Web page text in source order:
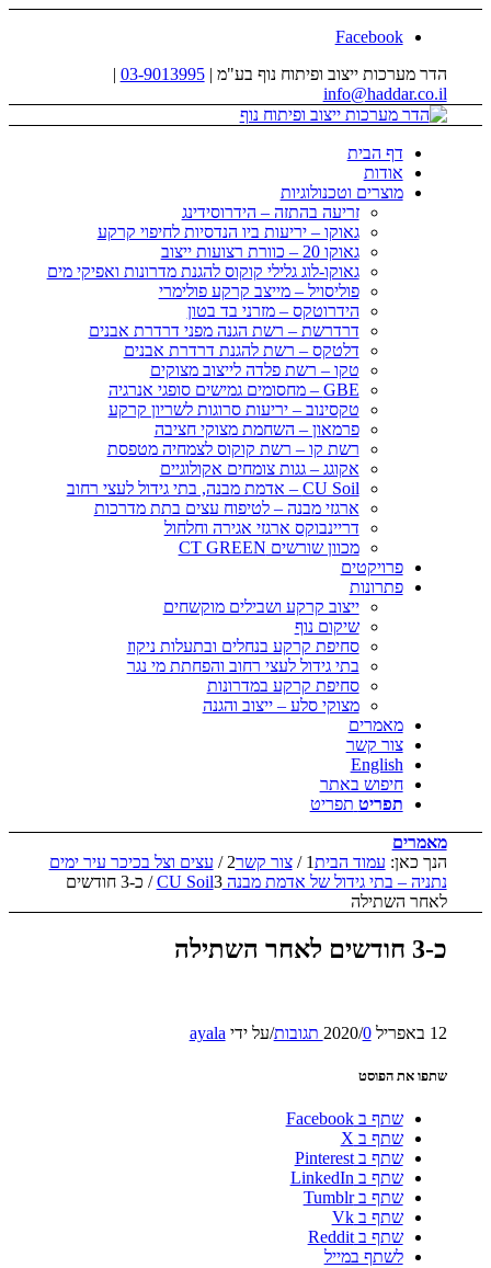
Facebook
הדר מערכות ייצוב ופיתוח נוף בע"מ |03-9013995
|
info@haddar.co.il
דף הבית
אודות
מוצרים וטכנולוגיות
זריעה בהתזה – הידרוסידינג
גאוקו – יריעות ביו הנדסיות לחיפוי קרקע
גאוקו 20 – כוורת רצועות ייצוב
גאוקו-לוג גלילי קוקוס להגנת מדרונות ואפיקי מים
פוליסויל – מייצב קרקע פולימרי
הידרוטקס – מזרני בד בטון
דרדרשת – רשת הגנה מפני דרדרת אבנים
דלטקס – רשת להגנת דרדרת אבנים
טקו – רשת פלדה לייצוב מצוקים
GBE – מחסומים גמישים סופגי אנרגיה
טקסינוב – יריעות סרוגות לשריון קרקע
פרמאון – השחמת מצוקי חציבה
רשת קו – רשת קוקוס לצמחיה מטפסת
אקוגג – גגות צומחים אקולוגיים
CU Soil – אדמת מבנה, בתי גידול לעצי רחוב
ארגזי מבנה – לטיפוח עצים בתת מדרכות
דריינבוקס ארגזי אגירה וחלחול
מכוון שורשים CT GREEN
פרויקטים
פתרונות
ייצוב קרקע ושבילים מוקשחים
שיקום נוף
סחיפת קרקע בנחלים ובתעלות ניקוז
בתי גידול לעצי רחוב והפחתת מי נגר
סחיפת קרקע במדרונות
מצוקי סלע – ייצוב והגנה
מאמרים
צור קשר
English
חיפוש באתר
תפריט תפריט
מאמרים
הנך כאן: עמוד הבית1
/ צור קשר2
/ עצים וצל בכיכר עיר ימים
נתניה – בתי גידול של אדמת מבנה CU Soil3
/
כ-3 חודשים
לאחר השתילה
כ-3 חודשים לאחר השתילה
12 באפריל 2020 /0 תגובות /על ידי ayala
שתפו את הפוסט
שתף ב Facebook
שתף ב X
שתף ב Pinterest
שתף ב LinkedIn
שתף ב Tumblr
שתף ב Vk
שתף ב Reddit
לשתף במייל